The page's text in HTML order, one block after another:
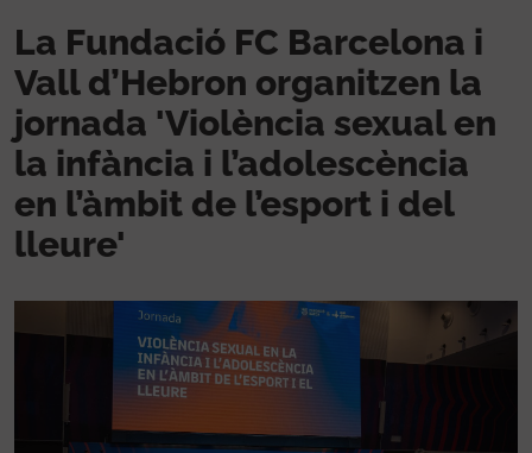
La Fundació FC Barcelona i
Vall d’Hebron organitzen la
jornada 'Violència sexual en
la infància i l’adolescència
en l’àmbit de l’esport i del
lleure'